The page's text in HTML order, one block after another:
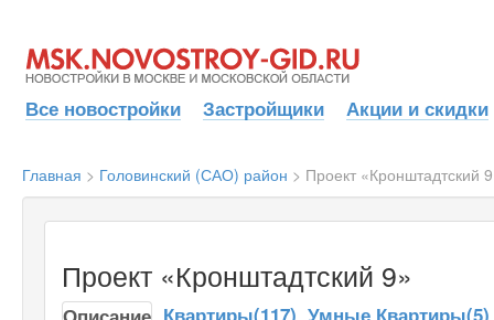
Все новостройки Застройщики Акции и скидки
Главная > Головинский (САО) район > Проект «Кронштадтский
Проект «Кронштадтский 9»
Квартиры(117) Умные Квартиры(5)